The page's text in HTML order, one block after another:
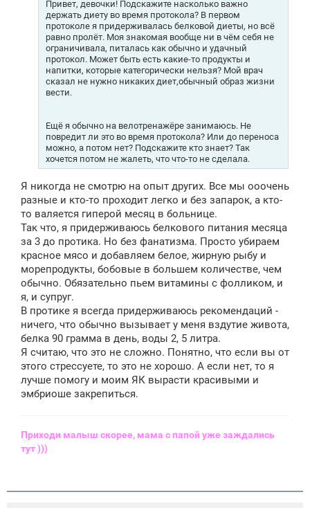
Привет, девочки! Подскажите насколько важно
держать диету во время протокола? В первом
протоколе я придерживалась белковой диеты, но всё
равно пролёт. Моя знакомая вообще ни в чём себя не
ограничивала, питалась как обычно и удачный
протокол. Может быть есть какие-то продукты и
напитки, которые категорически нельзя? Мой врач
сказал не нужно никаких диет,обычный образ жизни
вести.
Ещё я обычно на велотренажёре занимаюсь. Не
повредит ли это во время протокола? Или до переноса
можно, а потом нет? Подскажите кто знает? Так
хочется потом не жалеть, что что-то не сделала.
Я никогда не смотрю на опыт других. Все мы ооочень
разные и кто-то проходит легко и без запарок, а кто-
то валяется гиперой месяц в больнице.
Так что, я придерживаюсь белкового питания месяца
за 3 до протика. Но без фанатизма. Просто убираем
красное мясо и добавляем белое, жирную рыбу и
морепродукты, бобовые в большем количестве, чем
обычно. Обязательно пьем витамины с фолликом, и
я, и супруг.
В протике я всегда придерживаюсь рекомендаций -
ничего, что обычно вызывает у меня вздутие живота,
белка 90 грамма в день, воды 2, 5 литра.
Я считаю, что это не сложно. Понятно, что если вы от
этого стрессуете, то это не хорошо. А если нет, то я
лучше помогу и моим ЯК вырасти красивыми и
эмбриоше закрепиться.
Приходи малыш скорее, мама с папой уже заждались
тут )))